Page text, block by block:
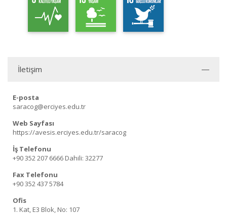
İletişim
E-posta
saracog@erciyes.edu.tr
Web Sayfası
https://avesis.erciyes.edu.tr/saracog
İş Telefonu
+90 352 207 6666 Dahili: 32277
Fax Telefonu
+90 352 437 5784
Ofis
1. Kat, E3 Blok, No: 107